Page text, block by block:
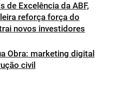
de Excelência da ABF,
reforça força do
novos investidores
Obra: marketing digital
civil